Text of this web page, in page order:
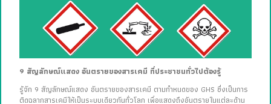
9 สัญลักษณ์แสดง อันตรายของสารเคมี ที่ประชาชนทั่วไปต้องรู้
รู้จัก 9 สัญลักษณ์แสดง อันตรายของสารเคมี ตามกำหนดของ GHS ซึ่งเป็นการ
ติดฉลากสารเคมีให้เป็นระบบเดียวกันทั่วโลก เพื่อแสดงถึงอันตรายในแต่ละด้าน